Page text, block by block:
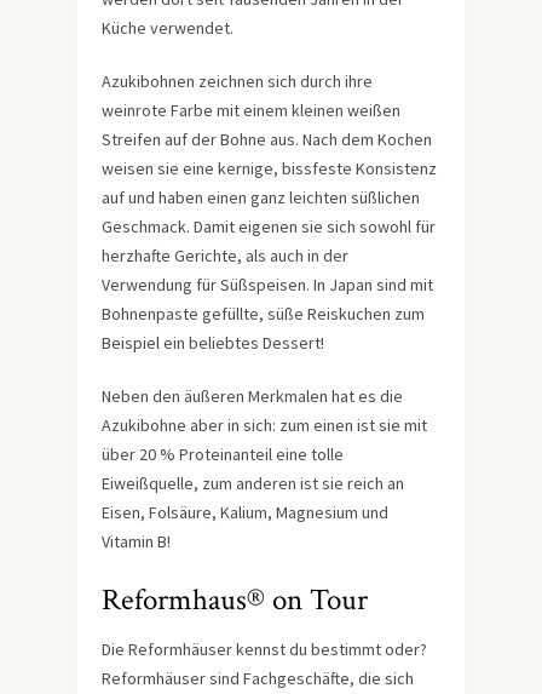
Küche verwendet.
Azukibohnen zeichnen sich durch ihre
weinrote Farbe mit einem kleinen weißen
Streifen auf der Bohne aus. Nach dem Kochen
weisen sie eine kernige, bissfeste Konsistenz
auf und haben einen ganz leichten süßlichen
Geschmack. Damit eigenen sie sich sowohl für
herzhafte Gerichte, als auch in der
Verwendung für Süßspeisen. In Japan sind mit
Bohnenpaste gefüllte, süße Reiskuchen zum
Beispiel ein beliebtes Dessert!
Neben den äußeren Merkmalen hat es die
Azukibohne aber in sich: zum einen ist sie mit
über 20 % Proteinanteil eine tolle
Eiweißquelle, zum anderen ist sie reich an
Eisen, Folsäure, Kalium, Magnesium und
Vitamin B!
Reformhaus® on Tour
Die Reformhäuser kennst du bestimmt oder?
Reformhäuser sind Fachgeschäfte, die sich